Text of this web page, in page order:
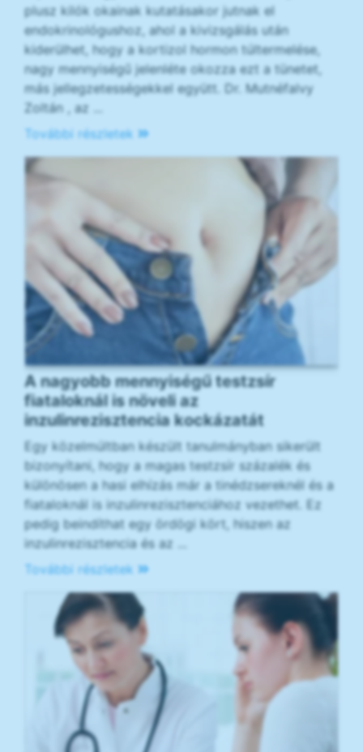
plusz kilók okainak kutatásakor jutnak el
endokrinológushoz, ahol a kivizsgálás után
kiderülhet, hogy a kortizol hormon túltermelése,
nagy mennyiségű jelenléte okozza ezt a tünetet,
más jellegzetességekkel együtt. Dr. Mutnéfalvy
Zoltán , az ...
További részletek
A nagyobb mennyiségű testzsír
fiataloknál is növeli az
inzulinrezisztencia kockázatát
Egy közelmúltban készült tanulmányban sikerült
bizonyítani, hogy a magas testzsír százalék és
különösen a hasi elhízás már a tinédzsereknél és a
fiataloknál is inzulinrezisztenciához vezethet. Ez
pedig beindíthat egy ördögi kört, hiszen az
inzulinrezisztencia és az ...
További részletek